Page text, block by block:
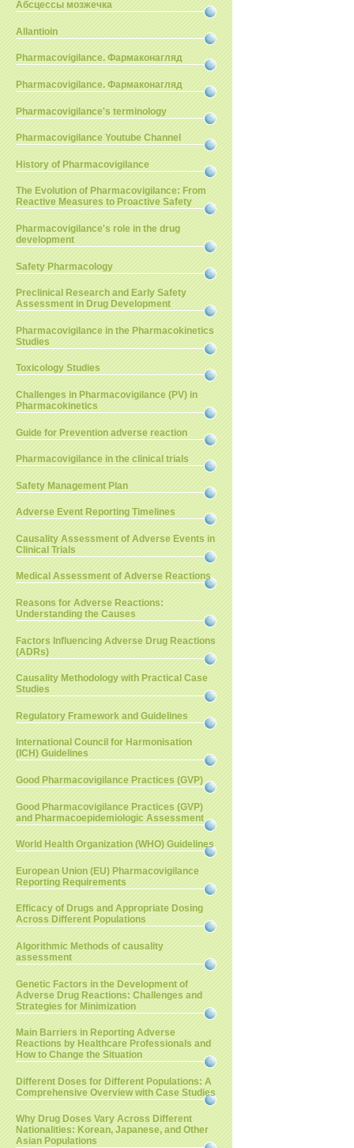
Абсцессы мозжечка
Allantioin
Pharmacovigilance. Фармаконагляд
Pharmacovigilance. Фармаконагляд
Pharmacovigilance's terminology
Pharmacovigilance Youtube Channel
History of Pharmacovigilance
The Evolution of Pharmacovigilance: From
Reactive Measures to Proactive Safety
Pharmacovigilance's role in the drug
development
Safety Pharmacology
Preclinical Research and Early Safety
Assessment in Drug Development
Pharmacovigilance in the Pharmacokinetics
Studies
Toxicology Studies
Challenges in Pharmacovigilance (PV) in
Pharmacokinetics
Guide for Prevention adverse reaction
Pharmacovigilance in the clinical trials
Safety Management Plan
Adverse Event Reporting Timelines
Causality Assessment of Adverse Events in
Clinical Trials
Medical Assessment of Adverse Reactions
Reasons for Adverse Reactions:
Understanding the Causes
Factors Influencing Adverse Drug Reactions
(ADRs)
Causality Methodology with Practical Case
Studies
Regulatory Framework and Guidelines
International Council for Harmonisation
(ICH) Guidelines
Good Pharmacovigilance Practices (GVP)
Good Pharmacovigilance Practices (GVP)
and Pharmacoepidemiologic Assessment
World Health Organization (WHO) Guidelines
European Union (EU) Pharmacovigilance
Reporting Requirements
Efficacy of Drugs and Appropriate Dosing
Across Different Populations
Algorithmic Methods of causality
assessment
Genetic Factors in the Development of
Adverse Drug Reactions: Challenges and
Strategies for Minimization
Main Barriers in Reporting Adverse
Reactions by Healthcare Professionals and
How to Change the Situation
Different Doses for Different Populations: A
Comprehensive Overview with Case Studies
Why Drug Doses Vary Across Different
Nationalities: Korean, Japanese, and Other
Asian Populations